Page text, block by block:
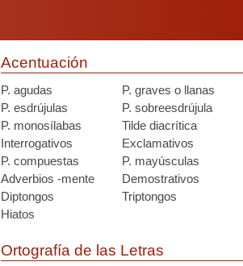
Acentuación
P. agudas
P. graves o llanas
P. esdrújulas
P. sobreesdrújula
P. monosílabas
Tilde diacrítica
Interrogativos
Exclamativos
P. compuestas
P. mayúsculas
Adverbios -mente
Demostrativos
Diptongos
Triptongos
Hiatos
Ortografía de las Letras